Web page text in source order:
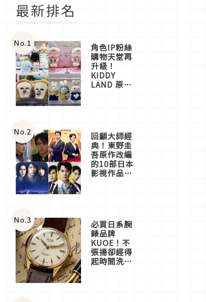
最新排名
No.1 角色IP粉絲
購物天堂再
升級！
KIDDY
LAND 原宿
店3分即達
No.2 回顧大師經
典！東野圭
吾原作改編
的10部日本
影視作品推
No.3 必買日系腕
錶品牌
KUOE！不
張揚卻經得
起時間洗鍊